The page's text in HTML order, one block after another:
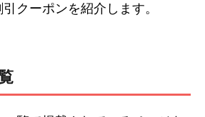
クーポンを紹介します。